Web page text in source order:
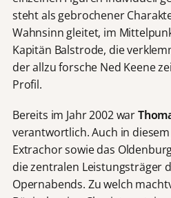
steht als gebrochener
Wahnsinn gleitet, im
Kapitän Balstrode, die
der allzu forsche Ned Keene
Profil.
Bereits im Jahr 2002 war
verantwortlich. Auch in
Extrachor sowie das
die zentralen Leistungsträger
Opernabends. Zu welch